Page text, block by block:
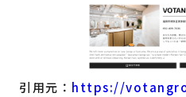
引用元： https://